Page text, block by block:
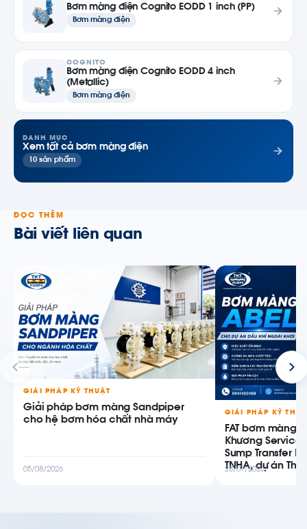
Bơm màng điện Cognito EODD 1 inch (PP)
Bơm màng điện
COGNITO
Bơm màng điện Cognito EODD 4 inch
(Metallic)
Bơm màng điện
DANH MỤC
Xem tất cả bơm màng điện
10 sản phẩm
ĐỌC THÊM
Bài viết liên quan
GIẢI PHÁP KỸ THUẬT
Giải pháp bơm màng Sandpiper
cho hệ bơm hóa chất nhà máy
05/08/2026
GIẢI PHÁP KỸ
FAT bơm màng
Khương
Sump Transfer
TNHA, dự án
28/07/2026